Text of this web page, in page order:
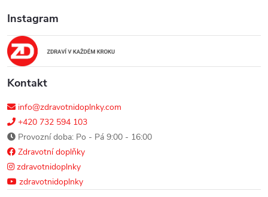
v
ý
p
i
s
u
tInstagram
Kontakt
info@zdravotnidoplnky.com
+420 732 594 103
Provozní doba: Po - Pá 9:00 - 16:00
Zdravotní doplňky
zdravotnidoplnky
zdravotnidoplnky